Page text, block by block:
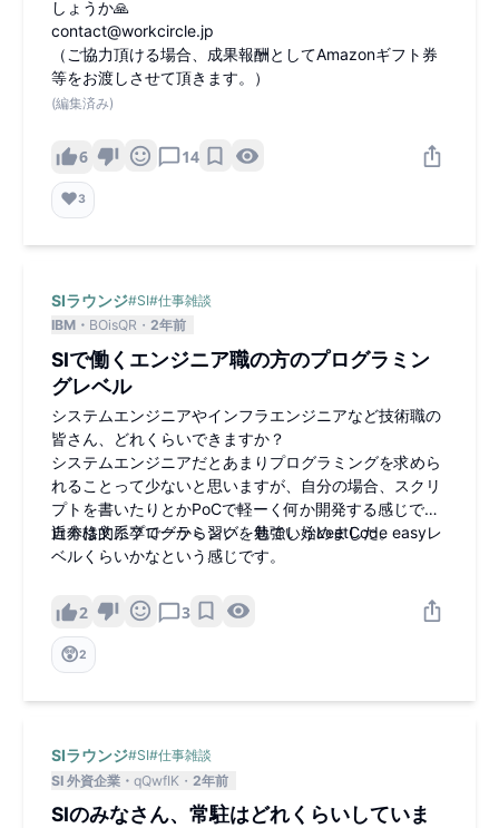
0 参加費：無料 場所：オンラ
イン（後日URLをご案内しま
す） アジェンダ： 運営挨拶 b
外資に行った経緯、外資の文
しょうか🙏
contact@workcircle.jp
（ご協力頂ける場合、成果報酬としてAmazonギフト券
等をお渡しさせて頂きます。）
(編集済み)
6 14
❤️3
SIラウンジ#SI#仕事雑談
IBM
BOisQR 2年前
SIで働くエンジニア職の方のプログラミン
グレベル
システムエンジニアやインフラエンジニアなど技術職の
皆さん、どれくらいできますか？
システムエンジニアだとあまりプログラミングを求めら
れることって少ないと思いますが、自分の場合、スクリ
プトを書いたりとかPoCで軽ーく何か開発する感じで最
近本格的にプログラミングを勉強し始めました。
自分は文系卒で一から習い、巷でいうLeetCode easyレ
ベルくらいかなという感じです。
2 3
😲2
SIラウンジ#SI#仕事雑談
SI 外資企業
qQwfIK 2年前
SIのみなさん、常駐はどれくらいしていま